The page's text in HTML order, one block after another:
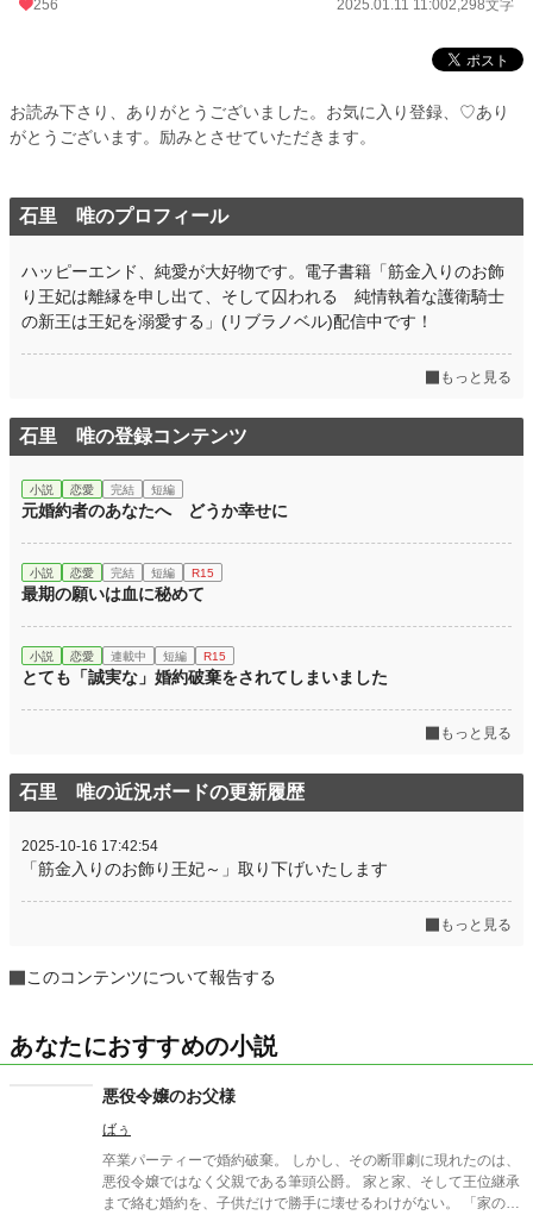
256 2025.01.11 11:002,298文字
お読み下さり、ありがとうございました。お気に入り登録、♡あり
がとうございます。励みとさせていただきます。
石里 唯のプロフィール
ハッピーエンド、純愛が大好物です。電子書籍「筋金入りのお飾
り王妃は離縁を申し出て、そして囚われる 純情執着な護衛騎士
の新王は王妃を溺愛する」(リブラノベル)配信中です！
もっと見る
石里 唯の登録コンテンツ
小説 恋愛 完結 短編
元婚約者のあなたへ どうか幸せに
小説 恋愛 完結 短編 R15
最期の願いは血に秘めて
小説 恋愛 連載中 短編 R15
とても「誠実な」婚約破棄をされてしまいました
もっと見る
石里 唯の近況ボードの更新履歴
2025-10-16 17:42:54
「筋金入りのお飾り王妃～」取り下げいたします
もっと見る
このコンテンツについて報告する
あなたにおすすめの小説
悪役令嬢のお父様
ばぅ
卒業パーティーで婚約破棄。 しかし、その断罪劇に現れたのは、
悪役令嬢ではなく父親である筆頭公爵。 家と家、そして王位継承
まで絡む婚約を、子供だけで勝手に壊せるわけがない。 「家の話